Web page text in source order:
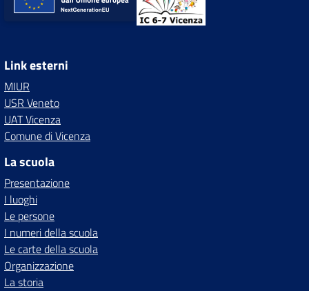
Link esterni
MIUR
USR Veneto
UAT Vicenza
Comune di Vicenza
La scuola
Presentazione
I luoghi
Le persone
I numeri della scuola
Le carte della scuola
Organizzazione
La storia